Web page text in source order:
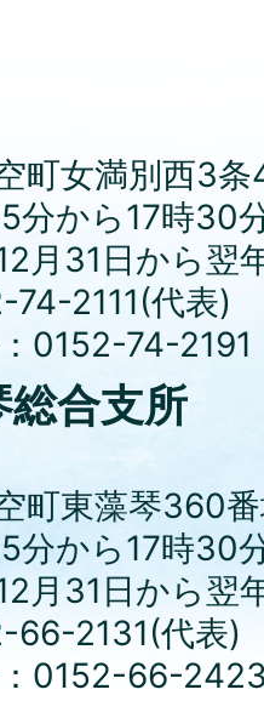
町女満別西3条
分から17時30
月31日から
74-2111(代表)
0152-74-2191
総合支所
町東藻琴360
分から17時30
月31日から
66-2131(代表)
0152-66-